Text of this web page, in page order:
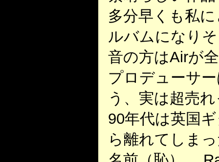
多分早くも私
ルバムになり
音の方はAirが
プロデューサ
う、実は超売
90年代は英国
ら離れてしま